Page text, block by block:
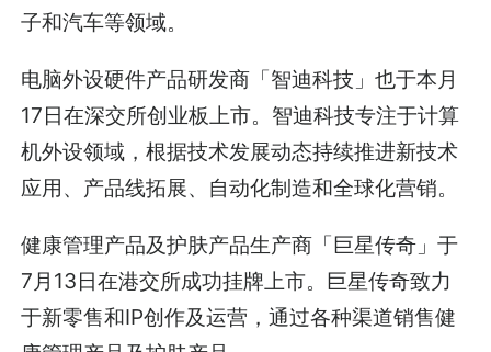
子和汽车等领域。
电脑外设硬件产品研发商「智迪科技」也于本月
17日在深交所创业板上市。智迪科技专注于计算
机外设领域，根据技术发展动态持续推进新技术
应用、产品线拓展、自动化制造和全球化营销。
健康管理产品及护肤产品生产商「巨星传奇」于
7月13日在港交所成功挂牌上市。巨星传奇致力
于新零售和IP创作及运营，通过各种渠道销售健